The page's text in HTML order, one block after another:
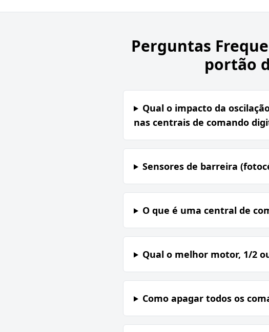
Perguntas
portão
Qual o impacto da
nas centrais de comando
Sensores de barreira
O que é uma central de
Qual o melhor motor, 1/2
Como apagar todos os